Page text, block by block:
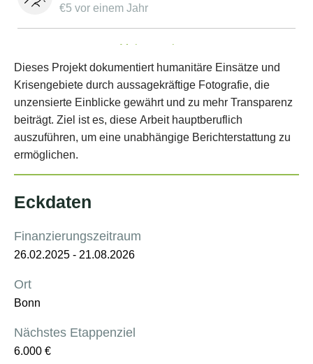
€5 vor einem Jahr
Mehr anzeigen
Eckdaten
Finanzierungszeitraum
26.02.2025 - 21.08.2026
Ort
Bonn
Nächstes Etappenziel
6.000 €